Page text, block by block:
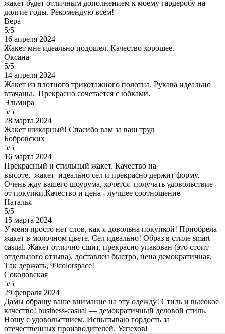
жакет будет отличным дополнением к моему гардеробу на
долгие годы. Рекомендую всем!
Вера
5/5
16 апреля 2024
Жакет мне идеально подошел. Качество хорошее.
Оксана
5/5
14 апреля 2024
Жакет из плотного трикотажного полотна. Рукава идеально
втачаны. Прекрасно сочетается с юбками.
Эльмира
5/5
28 марта 2024
Жакет шикарный! Спасибо вам за ваш труд
Бобровских
5/5
16 марта 2024
Прекрасный и стильный жакет. Качество на
высоте, жакет идеально сел и прекрасно держит форму.
Очень жду вашего шоурума, хочется получать удовольствие
от покупки.Качество и цена - лучшее соотношение
Наталья
5/5
15 марта 2024
У меня просто нет слов, как я довольна покупкой! Приобрела
жакет в молочном цвете. Сел идеально! Образ в стиле smart
casual. Жакет отлично сшит, прекрасно упакован (это стоит
отдельного отзыва), доставлен быстро, цена демократичная.
Так держать, 99colorspace!
Соколовская
5/5
29 февраля 2024
Дамы обращу ваше внимание на эту одежду! Стиль и высокое
качество! business-casual — демократичный деловой стиль.
Ношу с удовольствием. Испытываю гордость за
отечественных производителей. Успехов!